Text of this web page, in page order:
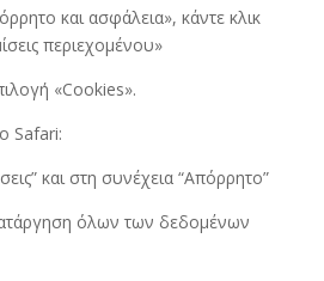
και ασφάλεια», κάντε κλικ
περιεχομένου»
«Cookies».
Safari:
και στη συνέχεια “Απόρρητο”
όλων των δεδομένων